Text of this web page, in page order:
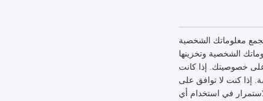
معلوماتك الشخصية
الشخصية وتخزينها
على خصوصيتك. إذا كانت
إذا كنت لا توافق على
في استخدام أي